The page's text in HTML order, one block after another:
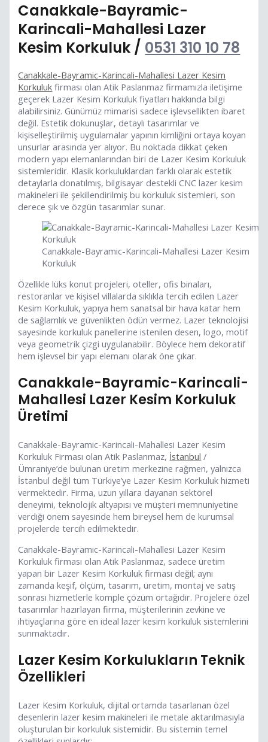
Canakkale-Bayramic-
Karincali-Mahallesi Lazer
Kesim Korkuluk / 0531 310 10 78
Canakkale-Bayramic-Karincali-Mahallesi Lazer Kesim
Korkuluk firması olan Atik Paslanmaz firmamızla iletişime
geçerek Lazer Kesim Korkuluk fiyatları hakkında bilgi
alabilirsiniz. Günümüz mimarisi sadece işlevsellikten ibaret
değil. Estetik dokunuşlar, detaylı tasarımlar ve
kişiselleştirilmiş uygulamalar yapının kimliğini ortaya koyan
unsurlar arasında yer alıyor. Bu noktada dikkat çeken
modern yapı elemanlarından biri de Lazer Kesim Korkuluk
sistemleridir. Klasik korkuluklardan farklı olarak estetik
detaylarla donatılmış, bilgisayar destekli CNC lazer kesim
makineleri ile şekillendirilmiş bu korkuluk sistemleri, son
derece şık ve özgün tasarımlar sunar.
Canakkale-Bayramic-Karincali-Mahallesi Lazer Kesim
Korkuluk
Özellikle lüks konut projeleri, oteller, ofis binaları,
restoranlar ve kişisel villalarda sıklıkla tercih edilen Lazer
Kesim Korkuluk, yapıya hem sanatsal bir hava katar hem
de sağlamlık ve güvenlikten ödün vermez. Lazer teknolojisi
sayesinde korkuluk panellerine istenilen desen, logo, motif
veya geometrik çizgi uygulanabilir. Böylece hem dekoratif
hem işlevsel bir yapı elemanı olarak öne çıkar.
Canakkale-Bayramic-Karincali-
Mahallesi Lazer Kesim Korkuluk
Üretimi
Canakkale-Bayramic-Karincali-Mahallesi Lazer Kesim
Korkuluk Firması olan Atik Paslanmaz, İstanbul /
Ümraniye’de bulunan üretim merkezine rağmen, yalnızca
İstanbul değil tüm Türkiye’ye Lazer Kesim Korkuluk hizmeti
vermektedir. Firma, uzun yıllara dayanan sektörel
deneyimi, teknolojik altyapısı ve müşteri memnuniyetine
verdiği önem sayesinde hem bireysel hem de kurumsal
projelerde tercih edilmektedir.
Canakkale-Bayramic-Karincali-Mahallesi Lazer Kesim
Korkuluk firması olan Atik Paslanmaz, sadece üretim
yapan bir Lazer Kesim Korkuluk firması değil; aynı
zamanda keşif, ölçüm, tasarım, üretim, montaj ve satış
sonrası hizmetlerle komple çözüm ortağıdır. Projelere özel
tasarımlar hazırlayan firma, müşterilerinin zevkine ve
ihtiyaçlarına göre en ideal lazer kesim korkuluk sistemlerini
sunmaktadır.
Lazer Kesim Korkulukların Teknik
Özellikleri
Lazer Kesim Korkuluk, dijital ortamda tasarlanan özel
desenlerin lazer kesim makineleri ile metale aktarılmasıyla
oluşturulan bir korkuluk sistemidir. Bu sistemin temel